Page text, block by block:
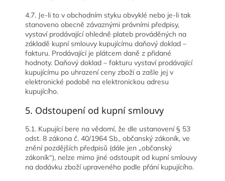
4.7. Je-li to v obchodním styku obvyklé nebo je-li tak
stanoveno obecně závaznými právními předpisy,
vystaví prodávající ohledně plateb prováděných na
základě kupní smlouvy kupujícímu daňový doklad –
fakturu. Prodávající je plátcem daně z přidané
hodnoty. Daňový doklad – fakturu vystaví prodávající
kupujícímu po uhrazení ceny zboží a zašle jej v
elektronické podobě na elektronickou adresu
kupujícího.
5. Odstoupení od kupní smlouvy
5.1. Kupující bere na vědomí, že dle ustanovení § 53
odst. 8 zákona č. 40/1964 Sb., občanský zákoník, ve
znění pozdějších předpisů (dále jen „občanský
zákoník“), nelze mimo jiné odstoupit od kupní smlouvy
na dodávku zboží upraveného podle přání kupujícího.